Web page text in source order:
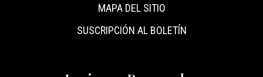
MAPA DEL SITIO
SUSCRIPCIÓN AL BOLETÍN